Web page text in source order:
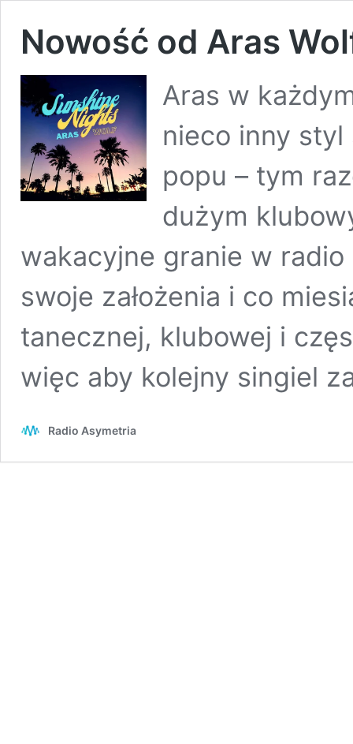
Nowość od Aras
Aras w
nieco inny
popu – tym
dużym
wakacyjne granie w
swoje założenia i co
tanecznej, klubowej i
więc aby kolejny singiel
Radio Asymetria